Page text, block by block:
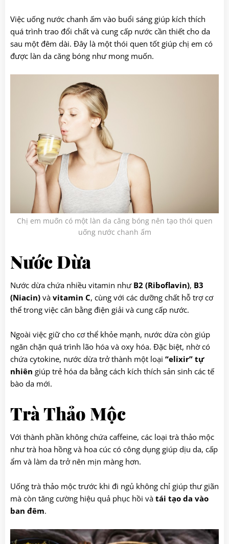
Việc uống nước chanh ấm vào buổi sáng giúp kích thích
quá trình trao đổi chất và cung cấp nước cần thiết cho da
sau một đêm dài. Đây là một thói quen tốt giúp chị em có
được làn da căng bóng như mong muốn.
Chị em muốn có một làn da căng bóng nên tạo thói quen
uống nước chanh ấm
Nước Dừa
Nước dừa chứa nhiều vitamin nhưB2 (Riboflavin), B3
(Niacin) và vitamin C, cùng với các dưỡng chất hỗ trợ cơ
thể trong việc cân bằng điện giải và cung cấp nước.
Ngoài việc giữ cho cơ thể khỏe mạnh, nước dừa còn giúp
ngăn chặn quá trình lão hóa và oxy hóa. Đặc biệt, nhờ có
chứa cytokine, nước dừa trở thành một loại “elixir” tự
nhiên giúp trẻ hóa da bằng cách kích thích sản sinh các tế
bào da mới.
Trà Thảo Mộc
Với thành phần không chứa caffeine, các loại trà thảo mộc
như trà hoa hồng và hoa cúc có công dụng giúp dịu da, cấp
ẩm và làm da trở nên mịn màng hơn.
Uống trà thảo mộc trước khi đi ngủ không chỉ giúp thư giãn
mà còn tăng cường hiệu quả phục hồi và tái tạo da vào
ban đêm.